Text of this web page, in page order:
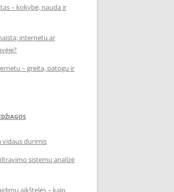
– kokybė, nauda ir
internetu ar
– greita, patogu ir
vidaus durimis
sistemų analizė
aikštelės – kaip